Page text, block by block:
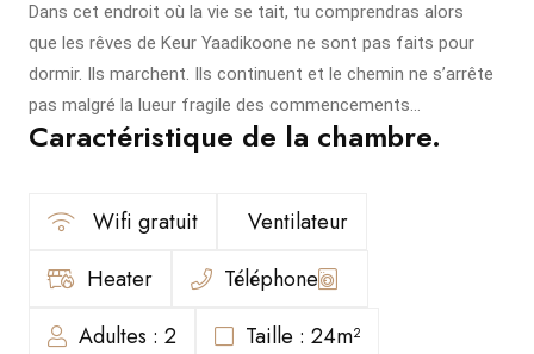
Dans cet endroit où la vie se tait, tu comprendras alors
que les rêves de Keur Yaadikoone ne sont pas faits pour
dormir. Ils marchent. Ils continuent et le chemin ne s’arrête
pas malgré la lueur fragile des commencements…
Caractéristique de la chambre.
Wifi gratuit
Ventilateur
Heater
Téléphone
Adultes : 2
Taille : 24m²